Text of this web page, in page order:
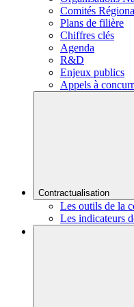
Comités
Plans de filière
Chiffres clés
Agenda
R&D
Enjeux publics
Appels à
Contractualisation
Les outils de la
Les indicateurs